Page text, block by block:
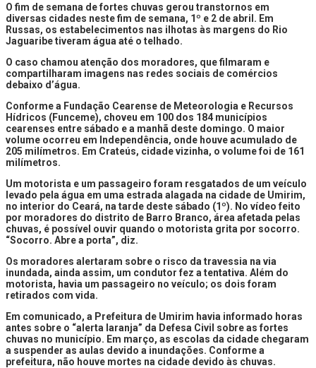
O fim de semana de fortes chuvas gerou transtornos em
diversas cidades neste fim de semana, 1º e 2 de abril. Em
Russas, os estabelecimentos nas ilhotas às margens do Rio
Jaguaribe tiveram água até o telhado.
O caso chamou atenção dos moradores, que filmaram e
compartilharam imagens nas redes sociais de comércios
debaixo d’água.
Conforme a Fundação Cearense de Meteorologia e Recursos
Hídricos (Funceme), choveu em 100 dos 184 municípios
cearenses entre sábado e a manhã deste domingo. O maior
volume ocorreu em Independência, onde houve acumulado de
205 milímetros. Em Crateús, cidade vizinha, o volume foi de 161
milímetros.
Um motorista e um passageiro foram resgatados de um veículo
levado pela água em uma estrada alagada na cidade de Umirim,
no interior do Ceará, na tarde deste sábado (1º). No vídeo feito
por moradores do distrito de Barro Branco, área afetada pelas
chuvas, é possível ouvir quando o motorista grita por socorro.
“Socorro. Abre a porta”, diz.
Os moradores alertaram sobre o risco da travessia na via
inundada, ainda assim, um condutor fez a tentativa. Além do
motorista, havia um passageiro no veículo; os dois foram
retirados com vida.
Em comunicado, a Prefeitura de Umirim havia informado horas
antes sobre o “alerta laranja” da Defesa Civil sobre as fortes
chuvas no município. Em março, as escolas da cidade chegaram
a suspender as aulas devido a inundações. Conforme a
prefeitura, não houve mortes na cidade devido às chuvas.